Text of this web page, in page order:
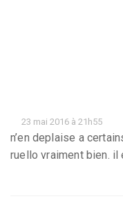
23 mai 2016 à 21h55
n’en deplaise a
ruello vraiment bien. il